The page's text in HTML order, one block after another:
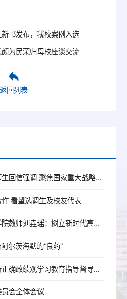
书发布，我校案例入选
为民荣归母校座谈交流
返回列表
习近平给天津大学全体师生回信强调 聚焦国家重大战略需求提高人才培养质量 更好服务经济社会发展
看望选调生及校友代表
【学习教育】人文艺术学院教师刘垚瑶：树立新时代高校党员教师的正确政绩观
尔茨海默的“良药”
天津大学召开树立和践行正确政绩观学习教育指导督导工作推进会
会全体会议